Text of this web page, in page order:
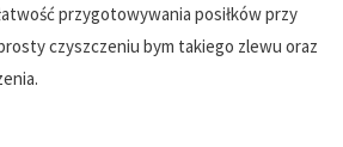
przygotowywania posiłków przy
czyszczeniu bym takiego zlewu oraz